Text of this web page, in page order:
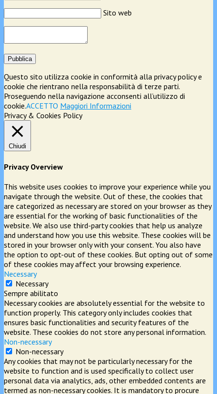
Sito web
Pubblica
Questo sito utilizza cookie in conformità alla privacy policy e
cookie che rientrano nella responsabilità di terze parti.
Proseguendo nella navigazione acconsenti all’utilizzo di
cookie.ACCETTO Maggiori Informazioni
Privacy & Cookies Policy
Chiudi
Privacy Overview
This website uses cookies to improve your experience while you
navigate through the website. Out of these, the cookies that
are categorized as necessary are stored on your browser as they
are essential for the working of basic functionalities of the
website. We also use third-party cookies that help us analyze
and understand how you use this website. These cookies will be
stored in your browser only with your consent. You also have
the option to opt-out of these cookies. But opting out of some
of these cookies may affect your browsing experience.
Necessary
Necessary
Sempre abilitato
Necessary cookies are absolutely essential for the website to
function properly. This category only includes cookies that
ensures basic functionalities and security features of the
website. These cookies do not store any personal information.
Non-necessary
Non-necessary
Any cookies that may not be particularly necessary for the
website to function and is used specifically to collect user
personal data via analytics, ads, other embedded contents are
termed as non-necessary cookies. It is mandatory to procure